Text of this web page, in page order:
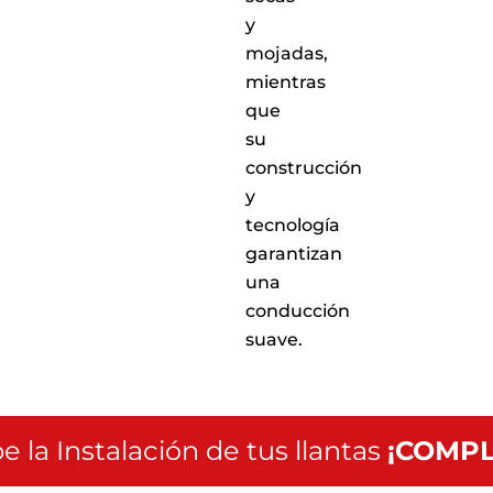
y
mojadas,
mientras
que
su
construcción
y
tecnología
garantizan
una
conducción
suave.
la Instalación de tus llantas